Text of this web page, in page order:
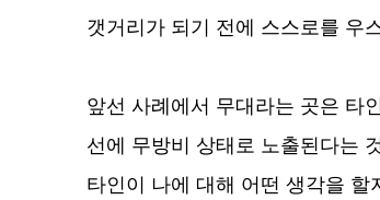
갯거리가 되기 전에 스스로를 우
앞선 사례에서 무대라는 곳은 타
선에 무방비 상태로 노출된다는
타인이 나에 대해 어떤 생각을 할